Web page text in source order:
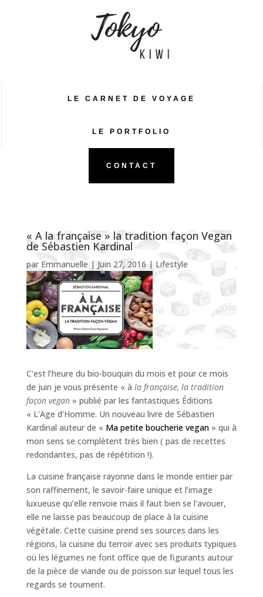
LE CARNET DE VOYAGE
LE PORTFOLIO
CONTACT
« A la française » la tradition façon Vegan
de Sébastien Kardinal
par Emmanuelle| Juin 27, 2016| Lifestyle
C’est l’heure du bio-bouquin du mois et pour ce mois
de juin je vous présente « à la française, la tradition
façon vegan» publié par les fantastiques Éditions
« L’Age d’Homme. Un nouveau livre de Sébastien
Kardinal auteur de « Ma petite boucherie vegan» qui à
mon sens se complètent très bien ( pas de recettes
redondantes, pas de répétition !).
La cuisine française rayonne dans le monde entier par
son raffinement, le savoir-faire unique et l’image
luxueuse qu’elle renvoie mais il faut bien se l’avouer,
elle ne laisse pas beaucoup de place à la cuisine
végétale. Cette cuisine prend ses sources dans les
régions, la cuisine du terroir avec ses produits typiques
où les légumes ne font office que de figurants autour
de la pièce de viande ou de poisson sur lequel tous les
regards se tournent.